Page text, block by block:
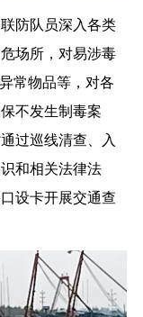
防队员深入各类
场所，对易涉毒
常物品等，对各
不发生制毒案
过巡线清查、入
和相关法律法
设卡开展交通查